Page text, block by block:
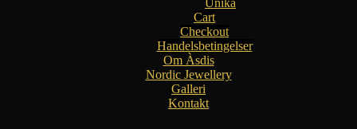
Cart
Checkout
Handelsbetingelser
Om Àsdis
Nordic Jewellery
Galleri
Kontakt